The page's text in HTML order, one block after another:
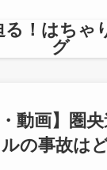
る！はちゃ
グ
・動画】圏
ルの事故は